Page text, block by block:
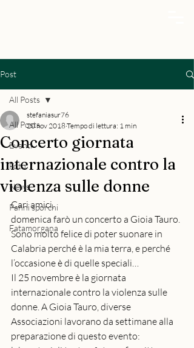
Post
All Posts
Eventi
Foto
News
Panni sporchi
Fatamorgana
All Posts
Concerto giornata
internazionale contro la
violenza sulle donne
stefaniasur76
20 nov 2018Tempo di lettura: 1 min
Cari amici,
domenica farò un concerto a Gioia Tauro.
Sono molto felice di poter suonare in
Calabria perché è la mia terra, e perché
l’occasione è di quelle speciali…
Il 25 novembre è la giornata
internazionale contro la violenza sulle
donne. A Gioia Tauro, diverse
Associazioni lavorano da settimane alla
preparazione di questo evento: